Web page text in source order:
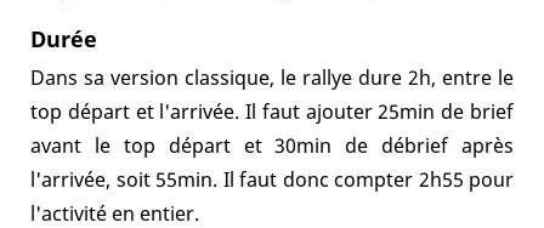
Durée
Dans sa version classique, le rallye dure 2h, entre le
top départ et l'arrivée. Il faut ajouter 25min de brief
avant le top départ et 30min de débrief après
l'arrivée, soit 55min. Il faut donc compter 2h55 pour
l'activité en entier.